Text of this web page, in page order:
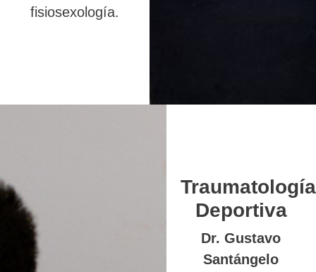
fisiosexología.
Traumatología
Deportiva
Dr. Gustavo
Santángelo